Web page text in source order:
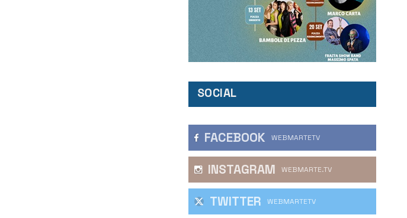
SOCIAL
FACEBOOK WEBMARTETV
INSTAGRAM WEBMARTE.TV
TWITTER WEBMARTETV